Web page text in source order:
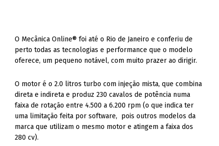
O Mecânica Online® foi até o Rio de Janeiro e conferiu de
perto todas as tecnologias e performance que o modelo
oferece, um pequeno notável, com muito prazer ao dirigir.
O motor é o 2.0 litros turbo com injeção mista, que combina
direta e indireta e produz 230 cavalos de potência numa
faixa de rotação entre 4.500 a 6.200 rpm (o que indica ter
uma limitação feita por software, pois outros modelos da
marca que utilizam o mesmo motor e atingem a faixa dos
280 cv).